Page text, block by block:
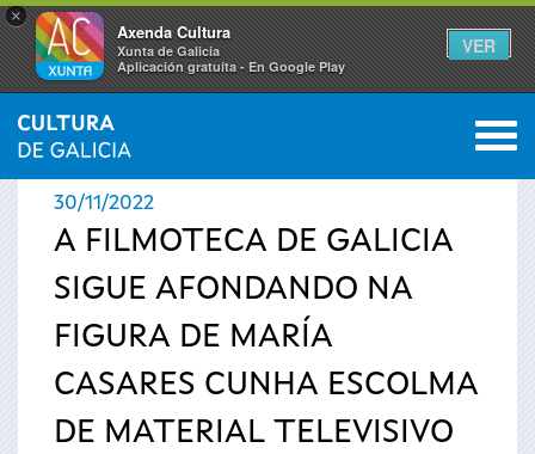
×
Axenda Cultura
Xunta de Galicia
Aplicación gratuíta - En Google Play
VER
Vostede
está
aquí
INICIO › ACTUALIDADE 0
30/11/2022
A FILMOTECA DE GALICIA
SIGUE AFONDANDO NA
FIGURA DE MARÍA
CASARES CUNHA ESCOLMA
DE MATERIAL TELEVISIVO